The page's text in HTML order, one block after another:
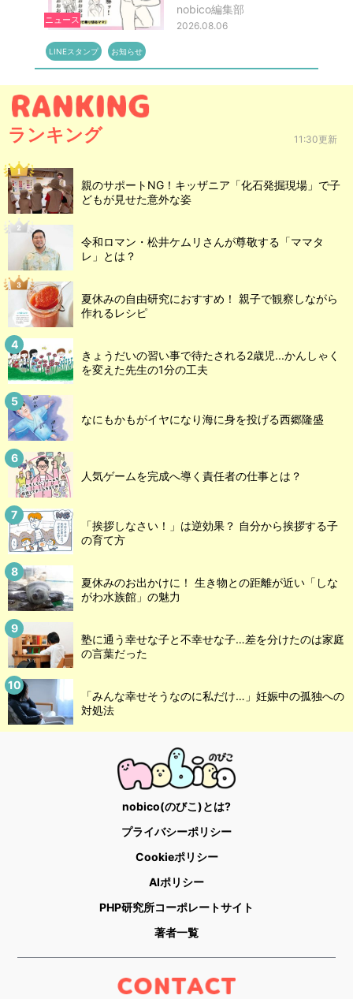
ニュース
nobico編集部
2026.08.06
LINEスタンプ お知らせ
ランキング 11:30更新
親のサポートNG！キッザニア「化石発掘現場」で子
どもが見せた意外な姿
令和ロマン・松井ケムリさんが尊敬する「ママタ
レ」とは？
夏休みの自由研究におすすめ！ 親子で観察しながら
作れるレシピ
きょうだいの習い事で待たされる2歳児...かんしゃく
を変えた先生の1分の工夫
なにもかもがイヤになり海に身を投げる西郷隆盛
人気ゲームを完成へ導く責任者の仕事とは？
「挨拶しなさい！」は逆効果？ 自分から挨拶する子
の育て方
夏休みのお出かけに！ 生き物との距離が近い「しな
がわ水族館」の魅力
塾に通う幸せな子と不幸せな子…差を分けたのは家庭
の言葉だった
「みんな幸せそうなのに私だけ…」妊娠中の孤独への
対処法
nobico(のびこ)とは?
プライバシーポリシー
Cookieポリシー
AIポリシー
PHP研究所コーポレートサイト
著者一覧